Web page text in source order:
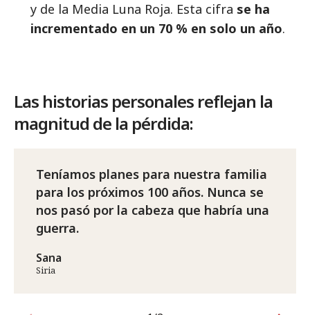
y de la Media Luna Roja. Esta cifra se ha
incrementado en un 70 % en solo un año.
Las historias personales reflejan la
magnitud de la pérdida:
Teníamos planes para nuestra familia
para los próximos 100 años. Nunca se
nos pasó por la cabeza que habría una
guerra.
Sana
Siria